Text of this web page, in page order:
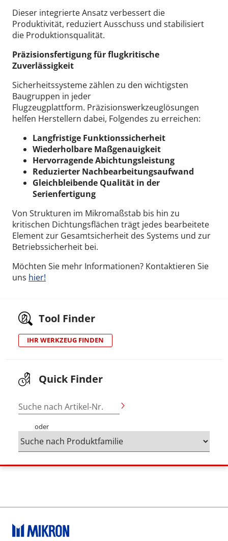
Dieser integrierte Ansatz verbessert die
Produktivität, reduziert Ausschuss und stabilisiert
die Produktionsqualität.
Präzisionsfertigung für flugkritische
Zuverlässigkeit
Sicherheitssysteme zählen zu den wichtigsten
Baugruppen in jeder
Flugzeugplattform. Präzisionswerkzeuglösungen
helfen Herstellern dabei, Folgendes zu erreichen:
Langfristige Funktionssicherheit
Wiederholbare Maßgenauigkeit
Hervorragende Abichtungsleistung
Reduzierter Nachbearbeitungsaufwand
Gleichbleibende Qualität in der
Serienfertigung
Von Strukturen im Mikromaßstab bis hin zu
kritischen Dichtungsflächen trägt jedes bearbeitete
Element zur Gesamtsicherheit des Systems und zur
Betriebssicherheit bei.
Möchten Sie mehr Informationen? Kontaktieren Sie
uns hier!
Tool Finder
IHR WERKZEUG FINDEN
Quick Finder
Suche nach Artikel-Nr.
oder